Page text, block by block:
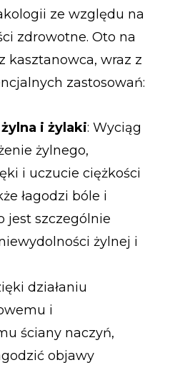
ze względu na
zdrowotne. Oto na
kasztanowca, wraz z
zastosowań:
i żylaki: Wyciąg
żylnego,
i uczucie ciężkości
łagodzi bóle i
jest szczególnie
żylnej i
działaniu
i
ściany naczyń,
objawy